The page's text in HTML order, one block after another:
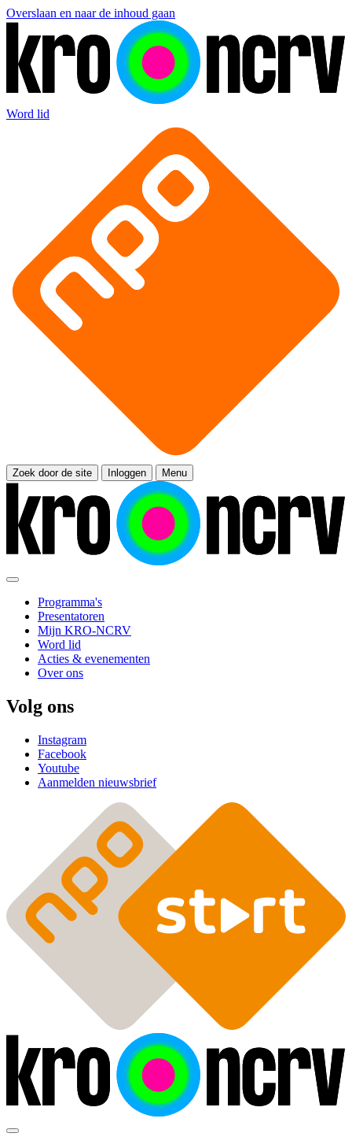
Overslaan en naar de inhoud gaan
Word lid
Zoek door de site Inloggen Menu
Programma's
Presentatoren
Mijn KRO-NCRV
Word lid
Acties & evenementen
Over ons
Volg ons
Instagram
Facebook
Youtube
Aanmelden nieuwsbrief